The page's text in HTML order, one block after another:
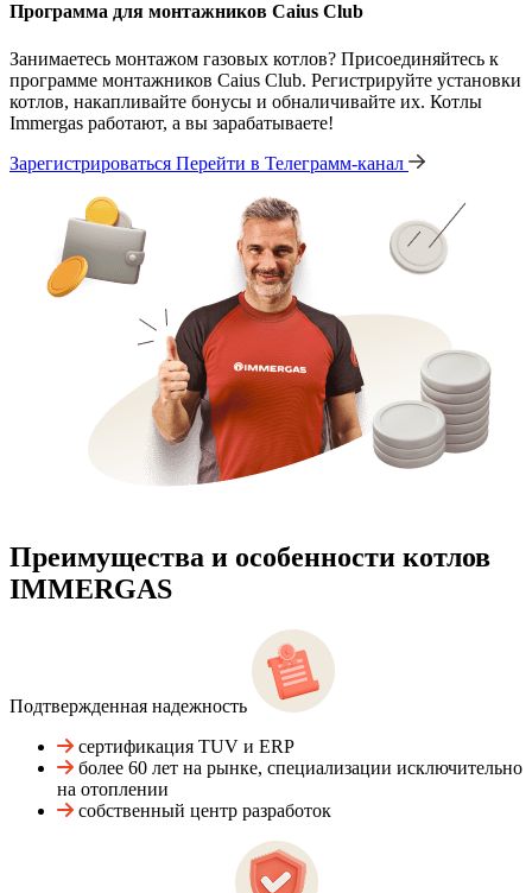
Программа для монтажников Caius Club
Занимаетесь монтажом газовых котлов? Присоединяйтесь к
программе монтажников Caius Club. Регистрируйте установки
котлов, накапливайте бонусы и обналичивайте их. Котлы
Immergas работают, а вы зарабатываете!
Зарегистрироваться Перейти в Телеграмм-канал
Преимущества и особенности котлов
IMMERGAS
Подтвержденная надежность
сертификация TUV и ERP
более 60 лет на рынке, специализации исключительно
на отоплении
собственный центр разработок